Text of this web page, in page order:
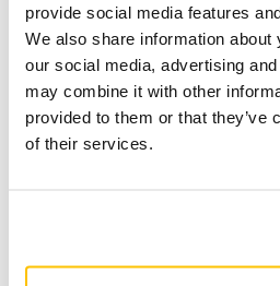
provide social media features
We also share information
our social media, advertising
may combine it with other
provided to them or that they’ve
of their services.
proceso de validación para
emprenden acciones creíbles y
futuro más sostenible.
Evaluaciones de